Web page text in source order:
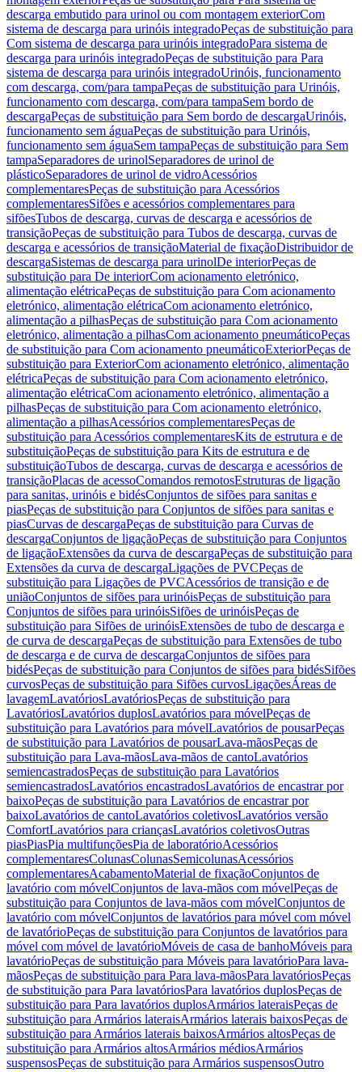
descarga embutido para urinol ou com montagem exteriorCom
sistema de descarga para urinóis integradoPeças de substituição para
Com sistema de descarga para urinóis integradoPara sistema de
descarga para urinóis integradoPeças de substituição para Para
sistema de descarga para urinóis integradoUrinóis, funcionamento
com descarga, com/para tampaPeças de substituição para Urinóis,
funcionamento com descarga, com/para tampaSem bordo de
descargaPeças de substituição para Sem bordo de descargaUrinóis,
funcionamento sem águaPeças de substituição para Urinóis,
funcionamento sem águaSem tampaPeças de substituição para Sem
tampaSeparadores de urinolSeparadores de urinol de
plásticoSeparadores de urinol de vidroAcessórios
complementaresPeças de substituição para Acessórios
complementaresSifões e acessórios complementares para
sifõesTubos de descarga, curvas de descarga e acessórios de
transiçãoPeças de substituição para Tubos de descarga, curvas de
descarga e acessórios de transiçãoMaterial de fixaçãoDistribuidor de
descargaSistemas de descarga para urinolDe interiorPeças de
substituição para De interiorCom acionamento eletrónico,
alimentação elétricaPeças de substituição para Com acionamento
eletrónico, alimentação elétricaCom acionamento eletrónico,
alimentação a pilhasPeças de substituição para Com acionamento
eletrónico, alimentação a pilhasCom acionamento pneumáticoPeças
de substituição para Com acionamento pneumáticoExteriorPeças de
substituição para ExteriorCom acionamento eletrónico, alimentação
elétricaPeças de substituição para Com acionamento eletrónico,
alimentação elétricaCom acionamento eletrónico, alimentação a
pilhasPeças de substituição para Com acionamento eletrónico,
alimentação a pilhasAcessórios complementaresPeças de
substituição para Acessórios complementaresKits de estrutura e de
substituiçãoPeças de substituição para Kits de estrutura e de
substituiçãoTubos de descarga, curvas de descarga e acessórios de
transiçãoPlacas de acessoComandos remotosEstruturas de ligação
para sanitas, urinóis e bidésConjuntos de sifões para sanitas e
piasPeças de substituição para Conjuntos de sifões para sanitas e
piasCurvas de descargaPeças de substituição para Curvas de
descargaConjuntos de ligaçãoPeças de substituição para Conjuntos
de ligaçãoExtensões da curva de descargaPeças de substituição para
Extensões da curva de descargaLigações de PVCPeças de
substituição para Ligações de PVCAcessórios de transição e de
uniãoConjuntos de sifões para urinóisPeças de substituição para
Conjuntos de sifões para urinóisSifões de urinóisPeças de
substituição para Sifões de urinóisExtensões de tubo de descarga e
de curva de descargaPeças de substituição para Extensões de tubo
de descarga e de curva de descargaConjuntos de sifões para
bidésPeças de substituição para Conjuntos de sifões para bidésSifões
curvosPeças de substituição para Sifões curvosLigaçõesÁreas de
lavagemLavatóriosLavatóriosPeças de substituição para
LavatóriosLavatórios duplosLavatórios para móvelPeças de
substituição para Lavatórios para móvelLavatórios de pousarPeças
de substituição para Lavatórios de pousarLava-mãosPeças de
substituição para Lava-mãosLava-mãos de cantoLavatórios
semiencastradosPeças de substituição para Lavatórios
semiencastradosLavatórios encastradosLavatórios de encastrar por
baixoPeças de substituição para Lavatórios de encastrar por
baixoLavatórios de cantoLavatórios coletivosLavatórios versão
ComfortLavatórios para criançasLavatórios coletivosOutras
piasPiasPia multifunçõesPia de laboratórioAcessórios
complementaresColunasColunasSemicolunasAcessórios
complementaresAcabamentoMaterial de fixaçãoConjuntos de
lavatório com móvelConjuntos de lava-mãos com móvelPeças de
substituição para Conjuntos de lava-mãos com móvelConjuntos de
lavatório com móvelConjuntos de lavatórios para móvel com móvel
de lavatórioPeças de substituição para Conjuntos de lavatórios para
móvel com móvel de lavatórioMóveis de casa de banhoMóveis para
lavatórioPeças de substituição para Móveis para lavatórioPara lava-
mãosPeças de substituição para Para lava-mãosPara lavatóriosPeças
de substituição para Para lavatóriosPara lavatórios duplosPeças de
substituição para Para lavatórios duplosArmários lateraisPeças de
substituição para Armários lateraisArmários laterais baixosPeças de
substituição para Armários laterais baixosArmários altosPeças de
substituição para Armários altosArmários médiosArmários
suspensosPeças de substituição para Armários suspensosOutro